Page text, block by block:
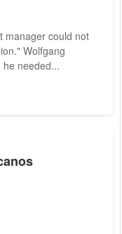
manager could not
Wolfgang
he needed...